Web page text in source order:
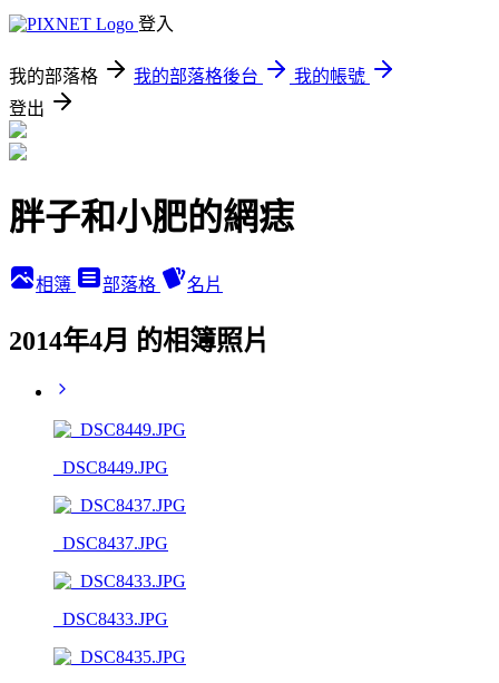
登入
我的部落格 我的部落格後台
我的帳號
登出
胖子和小肥的網痣
相簿 部落格 名片
2014年4月 的相簿照片
_DSC8449.JPG
_DSC8437.JPG
_DSC8433.JPG